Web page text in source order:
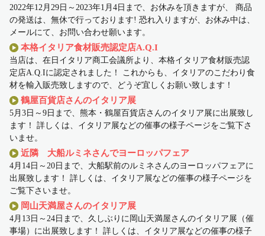
2022年12月29日～2023年1月4日まで、お休みを頂きますが、 商品
の発送は、無休で行っております! 恐れ入りますが、お休み中は、
メールにて、お問い合わせ願います。
本格イタリア食材販売認定店A.Q.I
当店は、在日イタリア商工会議所より、本格イタリア食材販売認
定店A.Q.Iに認定されました！ これからも、イタリアのこだわり食
材を輸入販売致しますので、どうぞ宜しくお願い致します！
鶴屋百貨店さんのイタリア展
5月3日～9日まで、熊本・鶴屋百貨店さんのイタリア展に出展致し
ます！ 詳しくは、イタリア展などの催事の様子ページをご覧下さ
いませ。
近隣 大船ルミネさんでヨーロッパフェア
4月14日～20日まで、大船駅前のルミネさんのヨーロッパフェアに
出展致します！ 詳しくは、イタリア展などの催事の様子ページを
ご覧下さいませ。
岡山天満屋さんのイタリア展
4月13日～24日まで、久しぶりに岡山天満屋さんのイタリア展（催
事場）に出展致します！ 詳しくは、イタリア展などの催事の様子